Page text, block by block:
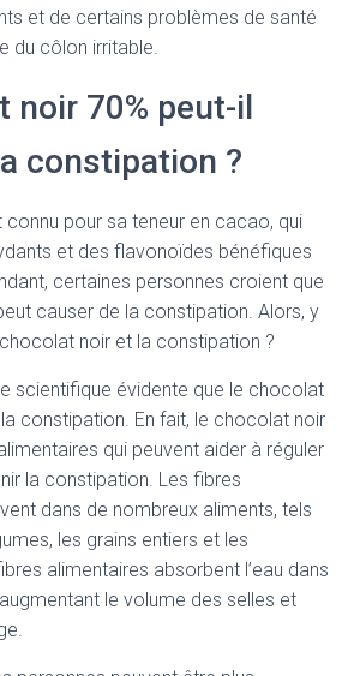
et de certains problèmes de santé
du côlon irritable.
noir 70% peut-il
constipation ?
pour sa teneur en cacao, qui
et des flavonoïdes bénéfiques
certaines personnes croient que
causer de la constipation. Alors, y
noir et la constipation ?
scientifique évidente que le chocolat
constipation. En fait, le chocolat noir
qui peuvent aider à réguler
la constipation. Les fibres
dans de nombreux aliments, tels
les grains entiers et les
alimentaires absorbent l’eau dans
le volume des selles et